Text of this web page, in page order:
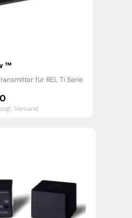
™
für REL Ti Serie
zzgl. Versand